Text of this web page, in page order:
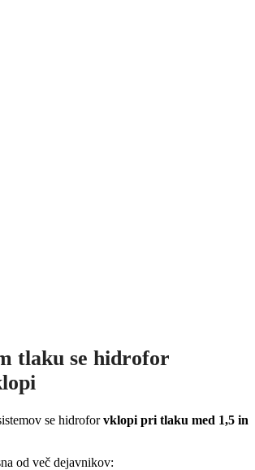
tlaku se hidrofor
se hidroforvklopi pri tlaku med 1,5 in
od več dejavnikov: